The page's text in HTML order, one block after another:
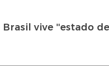
vive ''estado